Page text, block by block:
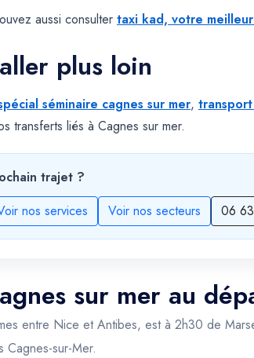
aussi consulter taxi kad, votre
plus loin
séminaire cagnes sur mer,
transferts liés à Cagnes sur mer.
trajet ?
nos services Voir nos secteurs 06
sur mer au
entre Nice et Antibes, est à 2h30 de
Cagnes-sur-Mer.